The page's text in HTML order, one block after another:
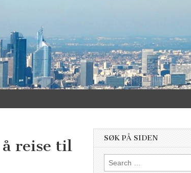
reise til
SØK PÅ SIDEN
Search
for: